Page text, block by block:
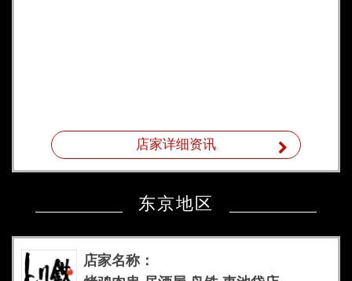
店家详细资讯
东京地区
店家名称：